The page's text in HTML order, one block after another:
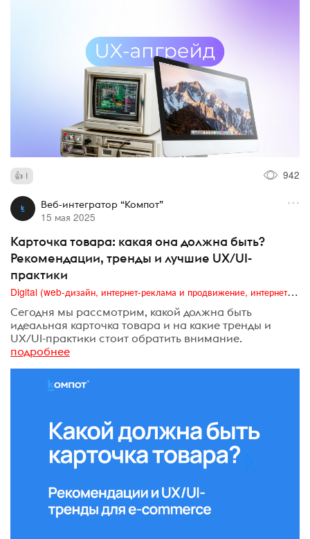
1 942
Веб-интегратор “Компот”
15 мая 2025
Карточка товара: какая она должна быть?
Рекомендации, тренды и лучшие UX/UI-
практики
Digital (web-дизайн, интернет-реклама и продвижение, интернет-сообщества и блоги, интернет-коммуникации, мобильный маркетинг, реклама на цифровых экранах)
Сегодня мы рассмотрим, какой должна быть
идеальная карточка товара и на какие тренды и
UX/UI-практики стоит обратить внимание.
подробнее